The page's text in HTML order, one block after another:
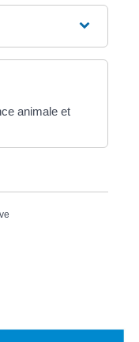
animale et